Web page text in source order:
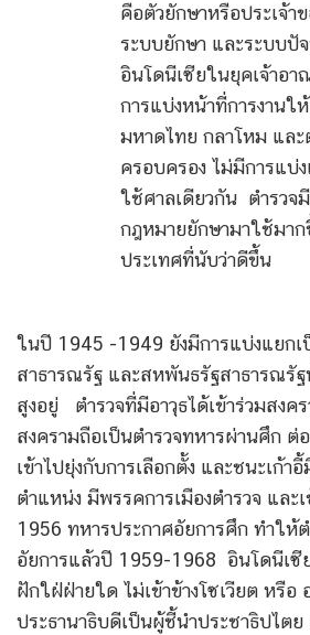
คือตัวยักษาหรือประเจ้า
ระบบยักษา และระบบปั
อินโดนีเซียในยุคเจ้าอ
การแบ่งหน้าที่การงานใ
มหาดไทย กลาโหม แล
ครอบครอง ไม่มีการแบ่
ใช้ศาลเดียวกัน ตำรวจ
กฎหมายยักษามาใช้มา
ประเทศที่นับว่าดีขึ้น
ในปี 1945 -1949 ยังมีการแบ่งแยก
สาธารณรัฐ และสหพันธรัฐสาธารณรัฐ
สูงอยู่ ตำรวจที่มีอาวุธได้เข้าร่วมสงค
สงครามถือเป็นตำรวจทหารผ่านศึก ต่
เข้าไปยุ่งกับการเลือกตั้ง และชนะเก้า
ตำแหน่ง มีพรรคการเมืองตำรวจ แล
1956 ทหารประกาศอัยการศึก ทำให้
อัยการแล้วปี 1959-1968 อินโดนีเซี
ฝักใฝ่ฝ่ายใด ไม่เข้าข้างโซเวียต หรือ
ประธานาธิบดีเป็นผู้ชี้นำประชาธิปไต